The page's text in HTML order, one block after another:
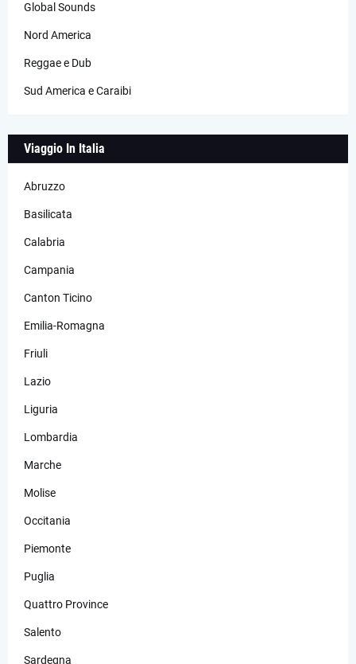
Global Sounds
Nord America
Reggae e Dub
Sud America e Caraibi
Viaggio In Italia
Abruzzo
Basilicata
Calabria
Campania
Canton Ticino
Emilia-Romagna
Friuli
Lazio
Liguria
Lombardia
Marche
Molise
Occitania
Piemonte
Puglia
Quattro Province
Salento
Sardegna